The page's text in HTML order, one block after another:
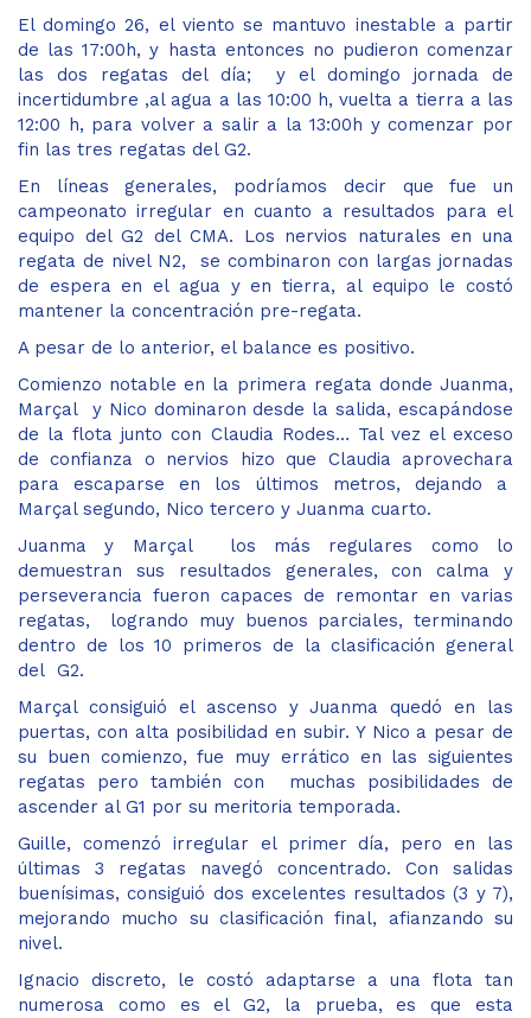
El domingo 26, el viento se mantuvo inestable a partir
de las 17:00h, y hasta entonces no pudieron comenzar
las dos regatas del día; y el domingo jornada de
incertidumbre ,al agua a las 10:00 h, vuelta a tierra a las
12:00 h, para volver a salir a la 13:00h y comenzar por
fin las tres regatas del G2.
En líneas generales, podríamos decir que fue un
campeonato irregular en cuanto a resultados para el
equipo del G2 del CMA. Los nervios naturales en una
regata de nivel N2, se combinaron con largas jornadas
de espera en el agua y en tierra, al equipo le costó
mantener la concentración pre-regata.
A pesar de lo anterior, el balance es positivo.
Comienzo notable en la primera regata donde Juanma,
Marçal y Nico dominaron desde la salida, escapándose
de la flota junto con Claudia Rodes… Tal vez el exceso
de confianza o nervios hizo que Claudia aprovechara
para escaparse en los últimos metros, dejando a
Marçal segundo, Nico tercero y Juanma cuarto.
Juanma y Marçal los más regulares como lo
demuestran sus resultados generales, con calma y
perseverancia fueron capaces de remontar en varias
regatas, logrando muy buenos parciales, terminando
dentro de los 10 primeros de la clasificación general
del G2.
Marçal consiguió el ascenso y Juanma quedó en las
puertas, con alta posibilidad en subir. Y Nico a pesar de
su buen comienzo, fue muy errático en las siguientes
regatas pero también con muchas posibilidades de
ascender al G1 por su meritoria temporada.
Guille, comenzó irregular el primer día, pero en las
últimas 3 regatas navegó concentrado. Con salidas
buenísimas, consiguió dos excelentes resultados (3 y 7),
mejorando mucho su clasificación final, afianzando su
nivel.
Ignacio discreto, le costó adaptarse a una flota tan
numerosa como es el G2, la prueba, es que esta